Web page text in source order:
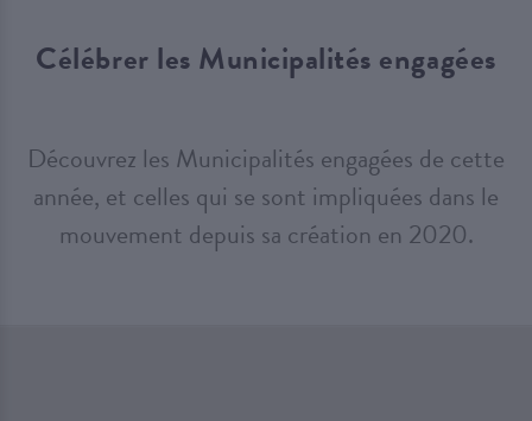
Célébrer les Municipalités engagées
Découvrez les Municipalités engagées de cette
année, et celles qui se sont impliquées dans le
mouvement depuis sa création en 2020.